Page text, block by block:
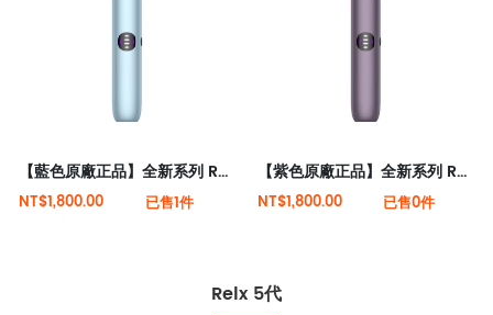
【藍色原廠正品】全新系列 Relx 6代電子菸宙斯 悅刻Infinity Pro 2六代煙機(可調大/小煙量) 支持Relx 4/5代煙彈通用 (下訂秒發貨)
NT$1,800.00 已售1件
【紫色原廠正品】全新系列 Relx 6代電子菸宙斯 悅刻Infinity Pro 2六代煙機(可調大/小煙量) 支持Relx 4/5代煙彈通用 (下訂秒發貨)
NT$1,800.00 已售0件
Relx 5代